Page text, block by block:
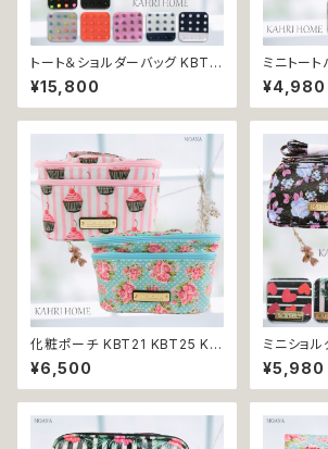
トート＆ショルダーバッグ KBT3
1 KBT32 KBT33 KBT34 KB
T35 KBT36 KBT37 KBT38
KBT39 KAHRI HOME カーリ・
スタッズ 肩掛け プレゼント 贈り
物 送料無料 返品交換不可
¥15,800
ミニトー
8 KBT29
ME カーリ
サブバッ
¥4,980
化粧ポーチ KBT21 KBT25 KA
HRI HOME カーリ・ホーム バニ
ティポーチ メイクポーチ 持ち手
つき プレゼント 贈り物 送料無
¥6,500
ミニショ
KBT18
HOME カ
ト 小物入
¥5,980